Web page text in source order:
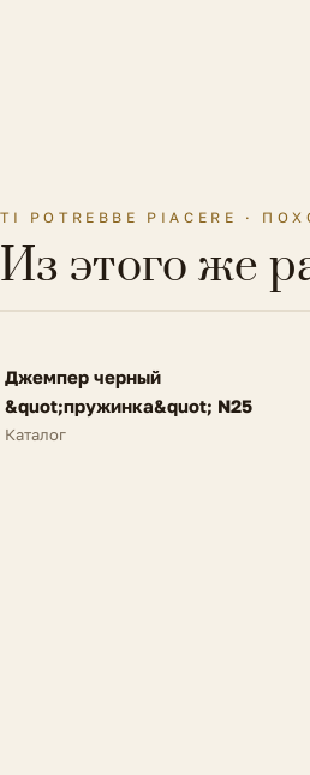
TI POTREBBE PIACERE ·
Из этого же
NEW
FV
Джемпер черный
&quot;пружинка&quot; N25
Каталог